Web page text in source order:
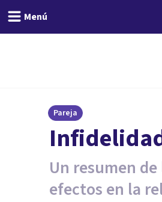
Menú
Pareja
Un resumen
efectos en la